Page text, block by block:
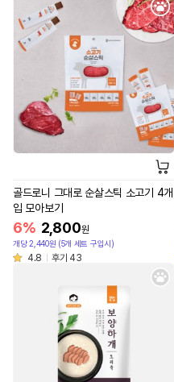
골드로니 그대로 순살스틱 소고기 4개
입 모아보기
6% 2,800원
개당 2,440원 (5개 세트 구입시)
4.8 후기 43